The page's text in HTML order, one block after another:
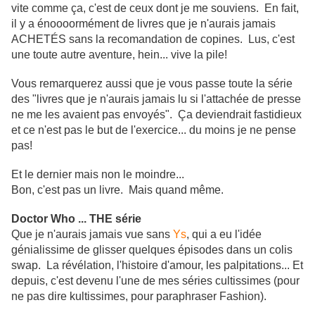
vite comme ça, c'est de ceux dont je me souviens. En fait,
il y a énoooormément de livres que je n'aurais jamais
ACHETÉS sans la recomandation de copines. Lus, c'est
une toute autre aventure, hein... vive la pile!
Vous remarquerez aussi que je vous passe toute la série
des "livres que je n'aurais jamais lu si l'attachée de presse
ne me les avaient pas envoyés". Ça deviendrait fastidieux
et ce n'est pas le but de l'exercice... du moins je ne pense
pas!
Et le dernier mais non le moindre...
Bon, c'est pas un livre. Mais quand même.
Doctor Who ... THE série
Que je n'aurais jamais vue sans Ys, qui a eu l'idée
génialissime de glisser quelques épisodes dans un colis
swap. La révélation, l'histoire d'amour, les palpitations... Et
depuis, c'est devenu l'une de mes séries cultissimes (pour
ne pas dire kultissimes, pour paraphraser Fashion).